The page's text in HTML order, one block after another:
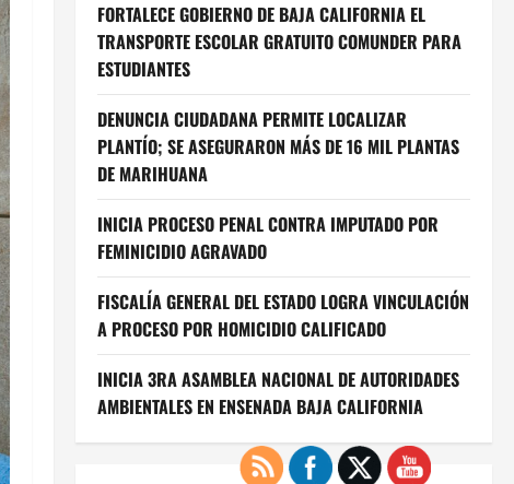
FORTALECE GOBIERNO DE BAJA CALIFORNIA EL
TRANSPORTE ESCOLAR GRATUITO COMUNDER PARA
ESTUDIANTES
DENUNCIA CIUDADANA PERMITE LOCALIZAR
PLANTÍO; SE ASEGURARON MÁS DE 16 MIL PLANTAS
DE MARIHUANA
INICIA PROCESO PENAL CONTRA IMPUTADO POR
FEMINICIDIO AGRAVADO
FISCALÍA GENERAL DEL ESTADO LOGRA VINCULACIÓN
A PROCESO POR HOMICIDIO CALIFICADO
INICIA 3RA ASAMBLEA NACIONAL DE AUTORIDADES
AMBIENTALES EN ENSENADA BAJA CALIFORNIA